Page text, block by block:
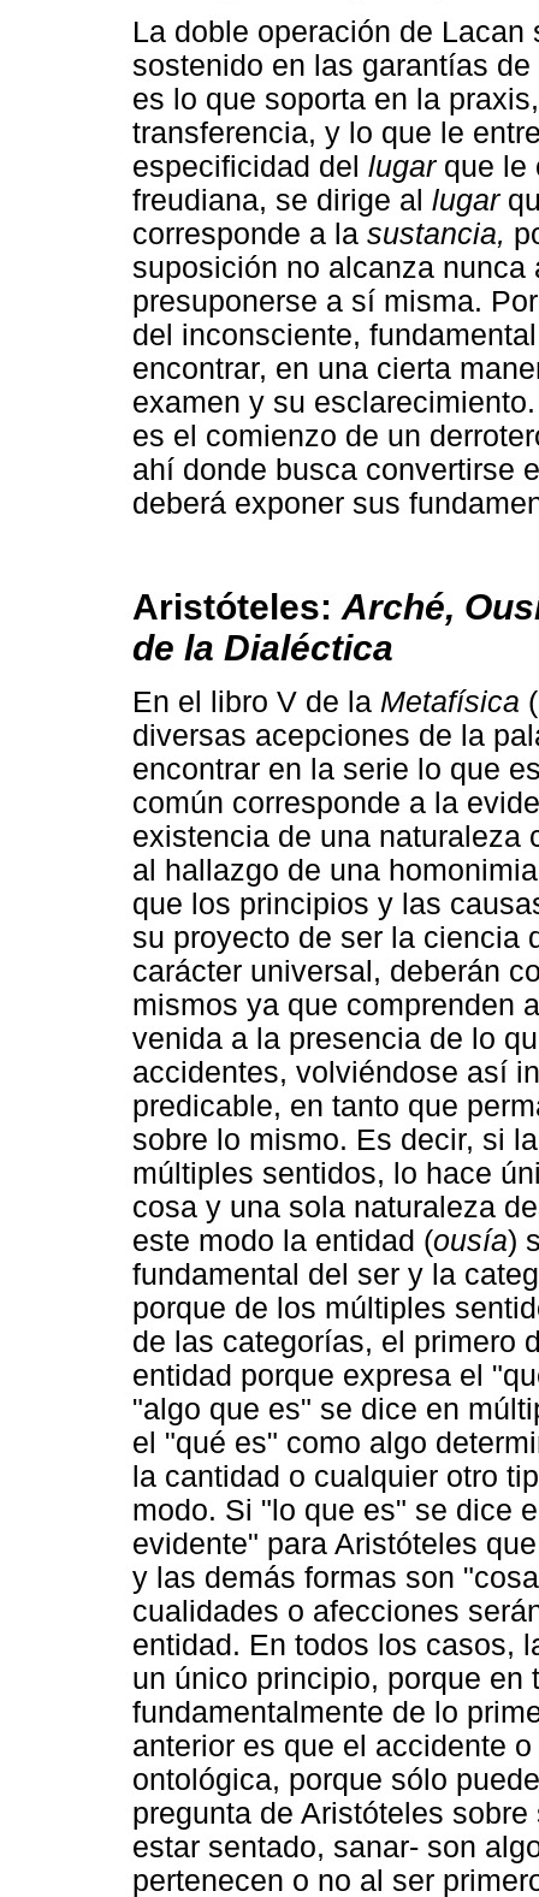
La doble operación de
sostenido en las garantías
es lo que soporta en la
transferencia, y lo que le
especificidad del lugar que le
freudiana, se dirige al lugar
corresponde a la sustancia,
suposición no alcanza
presuponerse a sí misma.
del inconsciente,
encontrar, en una cierta
examen y su
es el comienzo de un
ahí donde busca convertirse
deberá exponer sus
Aristóteles: Arché,
de la Dialéctica
En el libro V de la Metafísica
diversas acepciones de la
encontrar en la serie lo que
común corresponde a la
existencia de una naturaleza
al hallazgo de una
que los principios y las
su proyecto de ser la ciencia
carácter universal, deberán
mismos ya que comprenden
venida a la presencia de lo
accidentes, volviéndose así
predicable, en tanto que
sobre lo mismo. Es decir, si
múltiples sentidos, lo hace
cosa y una sola naturaleza
este modo la entidad (ousía)
fundamental del ser y la
porque de los múltiples
de las categorías, el primero
entidad porque expresa el
"algo que es" se dice en
el "qué es" como algo
la cantidad o cualquier otro
modo. Si "lo que es" se dice
evidente" para Aristóteles
y las demás formas son
cualidades o afecciones
entidad. En todos los casos,
un único principio, porque
fundamentalmente de lo
anterior es que el accidente
ontológica, porque sólo
pregunta de Aristóteles
estar sentado, sanar- son
pertenecen o no al ser